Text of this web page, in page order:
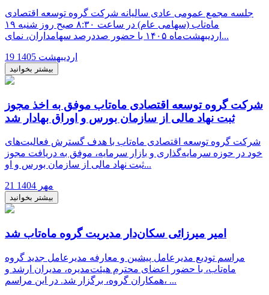
جلسه مجمع عمومی عادی سالیانه شرکت گروه توسعه اقتصادی
ماه‌تاب (سهامی عام) در ساعت ۸:۳۰ صبح روز شنبه ۱۹
اردیبهشت‌ماه ۱۴۰۵ با حضور صددرصد سهامداران، نمای...
19 اردیبهشت 1405
بیشتر بخوانید
شرکت گروه توسعه اقتصادی ماه‌تاب موفق به اخذ مجوز
ثبت نهاد مالی از سازمان بورس و اوراق بهادار شد
شرکت گروه توسعه اقتصادی ماه‌تاب با هدف گسترش فعالیت‌های
خود در حوزه سرمایه‌گذاری و بازار سرمایه، موفق به دریافت مجوز
ثبت نهاد مالی از سازمان بورس و او...
21 مهر 1404
بیشتر بخوانید
امیر میرزائی سکان‌دار مدیریت گروه ماه‌تاب شد
مراسم تودیع مدیرعامل پیشین و معارفه مدیرعامل جدید گروه
ماه‌تاب، با حضور اعضای محترم هیئت‌مدیره، مدیران ارشد و
همکاران گروه، برگزار شد. در این مراسم، ...